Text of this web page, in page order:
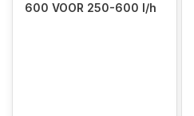
600 VOOR 250-600 l/h